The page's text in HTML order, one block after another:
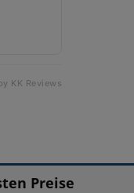
KK Reviews
Preise